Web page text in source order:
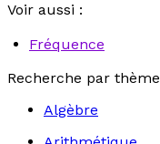
Voir aussi :
Fréquence
Recherche par thème
Algèbre